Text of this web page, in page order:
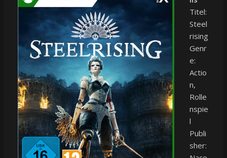
Titel:
Steel
rising
Genr
e:
Actio
n,
Rolle
nspie
l
Publi
sher: